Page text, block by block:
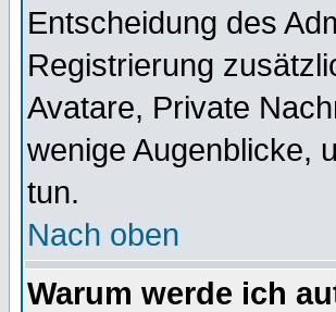
Entscheidung des
Registrierung
Avatare, Private
wenige Augenblicke,
tun.
Nach oben
Warum werde ich